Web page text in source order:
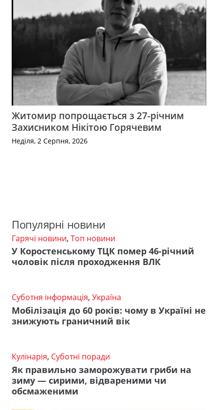
Житомир попрощається з 27-річним
Захисником Нікітою Горячевим
Неділя, 2 Серпня, 2026
Популярні новини
Гарячі новини, Топ новини
У Коростенському ТЦК помер 46-річний
чоловік після проходження ВЛК
Суботня інформація, Україна
Мобілізація до 60 років: чому в Україні не
знижують граничний вік
Кулінарія, Суботні поради
Як правильно заморожувати гриби на
зиму — сирими, відвареними чи
обсмаженими